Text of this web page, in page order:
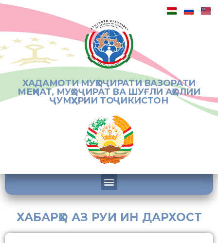
ХАДАМОТИ МУҲОҶИРАТИ ВАЗОРАТИ
МЕҲНАТ, МУҲОҶИРАТ ВА ШУҒЛИ АҲОЛИИ
ҶУМҲУРИИ ТОҶИКИСТОН
ХАБАРҲО АЗ РУИ ИН ДАРХОСТ